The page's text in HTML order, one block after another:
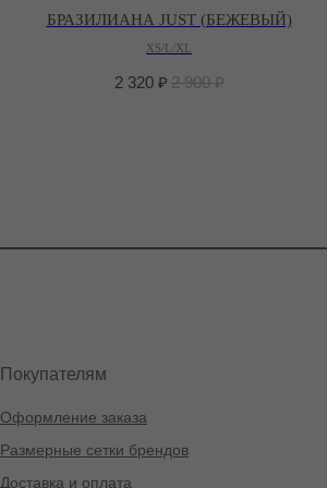
БРАЗИЛИАНА JUST (БЕЖЕВЫЙ)
XS/L/XL
2 320 ₽ 2 900 ₽
Оформление заказа
Размерные сетки брендов
Доставка и оплата
Покупателям